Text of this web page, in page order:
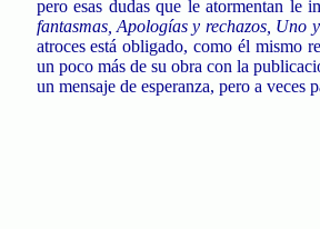
pero esas dudas que le atormentan le
fantasmas, Apologías y rechazos,
atroces está obligado, como él mismo
un poco más de su obra con la
un mensaje de esperanza, pero a veces